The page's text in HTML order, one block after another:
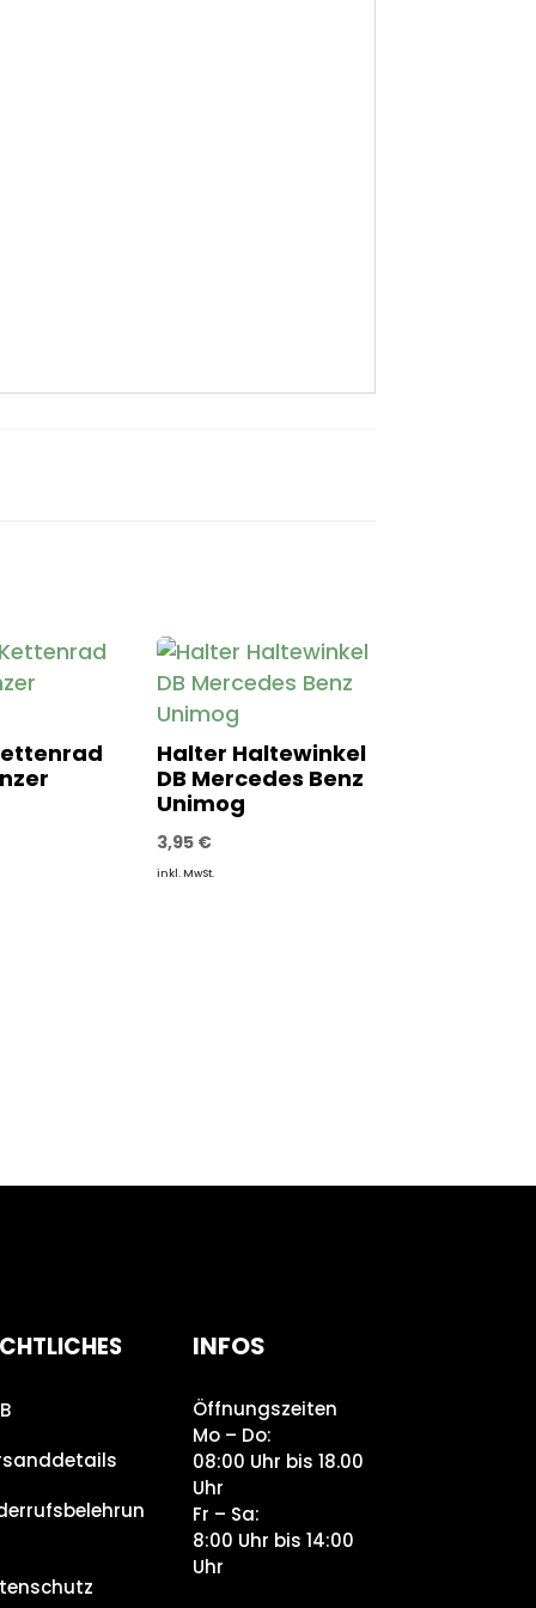
Halter Haltewinkel
DB Mercedes Benz
Unimog
3,95 €
inkl. MwSt.
INFOS
Öffnungszeiten
Mo – Do:
08:00 Uhr bis 18.00
Uhr
Fr – Sa:
8:00 Uhr bis 14:00
Uhr